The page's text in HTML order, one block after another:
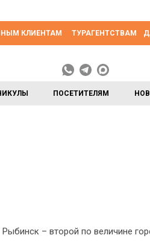
КЛИЕНТАМ ТУРАГЕНТСТВАМ
ПОСЕТИТЕЛЯМ
– второй по величине